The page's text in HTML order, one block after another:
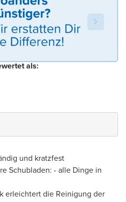
als:
und kratzfest
Schubladen: - alle Dinge in
erleichtert die Reinigung der